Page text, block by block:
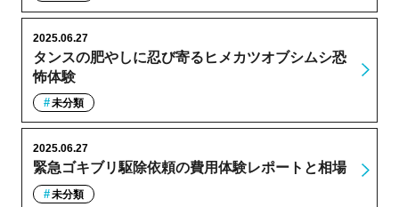
タンスの肥やしに忍び寄るヒメカツオブシムシ恐
怖体験
2025.06.27
未分類
緊急ゴキブリ駆除依頼の費用体験レポートと相場
2025.06.27
未分類